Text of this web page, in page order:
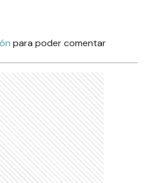
para poder comentar